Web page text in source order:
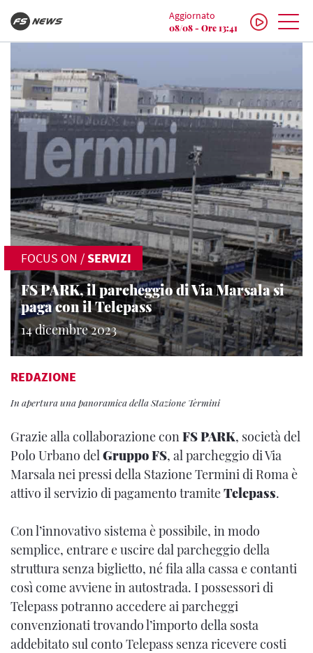
Aggiornato
08/08 - Ore 13:41
FOCUS ON /SERVIZI
FS PARK, il parcheggio di Via Marsala si
paga con il Telepass
14 dicembre 2023
REDAZIONE
In apertura una panoramica della Stazione Termini
Grazie alla collaborazione conFS PARK, società del
Polo Urbano delGruppo FS, al parcheggio di Via
Marsala nei pressi della Stazione Termini di Roma è
attivo il servizio di pagamento tramiteTelepass.
Con l’innovativo sistema è possibile, in modo
semplice, entrare e uscire dal parcheggio della
struttura senza biglietto, né fila alla cassa e contanti
così come avviene in autostrada. I possessori di
Telepass potranno accedere ai parcheggi
convenzionati trovando l’importo della sosta
addebitato sul conto Telepass senza ricevere costi